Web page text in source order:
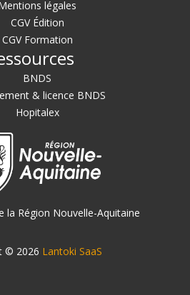
légales
CGV Édition
CGV Formation
BNDS
& licence BNDS
Hopitalex
la Région Nouvelle-Aquitaine
© 2026 Lantoki SaaS